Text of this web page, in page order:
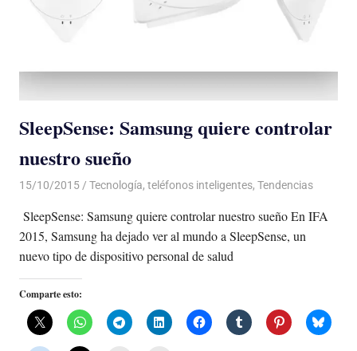
SleepSense: Samsung quiere controlar
nuestro sueño
15/10/2015 Luis Castellanos
Tecnología, teléfonos inteligentes, Tendencias
SleepSense: Samsung quiere controlar nuestro sueño En IFA
2015, Samsung ha dejado ver al mundo a SleepSense, un
nuevo tipo de dispositivo personal de salud
Comparte esto: